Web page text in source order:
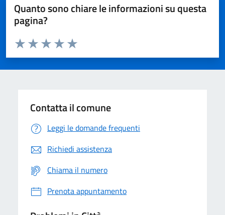
Quanto sono chiare le informazioni su questa
pagina?
Domanda
Valuta da 1 a 5 stelle la pagina
Valuta 5 stelle su 5
Valuta 4 stelle su 5
Valuta 3 stelle su 5
Valuta 2 stelle su 5
Valuta 1 stelle su 5
Contatta il comune
Leggi le domande frequenti
Richiedi assistenza
Chiama il numero
Prenota appuntamento